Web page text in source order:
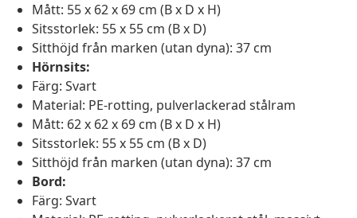
Mått: 55 x 62 x 69 cm (B x D x H)
Sitsstorlek: 55 x 55 cm (B x D)
Sitthöjd från marken (utan dyna): 37 cm
Hörnsits:
Färg: Svart
Material: PE-rotting, pulverlackerad stålram
Mått: 62 x 62 x 69 cm (B x D x H)
Sitsstorlek: 55 x 55 cm (B x D)
Sitthöjd från marken (utan dyna): 37 cm
Bord:
Färg: Svart